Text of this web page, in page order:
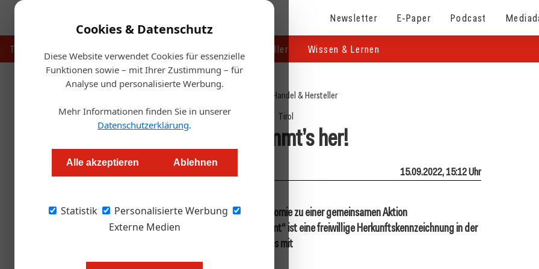
Cookies & Datenschutz
Diese Website verwendet Cookies für essenzielle
Funktionen sowie – mit Ihrer Zustimmung – für
Analyse und personalisierte Werbung.
Mehr Informationen finden Sie in unserer
Datenschutzerklärung.
Alle akzeptieren Ablehnen
Statistik
Personalisierte Werbung
Externe Medien
Newsletter E-Paper Podcast
Touristik Handel & Hersteller Wissen & Lernen
Handel & Hersteller
Tirol
Da kommt’s her!
Thomas Askan Vierich 15.09.2022, 15:12 Uhr
In Tirol haben sich Landwirtschaft und Gastronomie zu einer gemeinsamen Aktion
zusammengeschlossen: „Ich sag, wo’s herkommt“ ist eine freiwillige Herkunftskennzeichnung in der
Gastronomie. Rund 230 Betriebe machen bereits mit